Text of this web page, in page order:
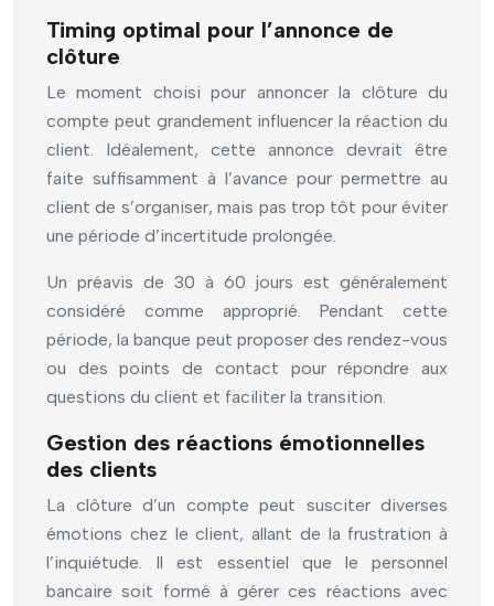
Timing optimal pour l’annonce de
clôture
Le moment choisi pour annoncer la clôture du
compte peut grandement influencer la réaction du
client. Idéalement, cette annonce devrait être
faite suffisamment à l’avance pour permettre au
client de s’organiser, mais pas trop tôt pour éviter
une période d’incertitude prolongée.
Un préavis de 30 à 60 jours est généralement
considéré comme approprié. Pendant cette
période, la banque peut proposer des rendez-vous
ou des points de contact pour répondre aux
questions du client et faciliter la transition.
Gestion des réactions émotionnelles
des clients
La clôture d’un compte peut susciter diverses
émotions chez le client, allant de la frustration à
l’inquiétude. Il est essentiel que le personnel
bancaire soit formé à gérer ces réactions avec